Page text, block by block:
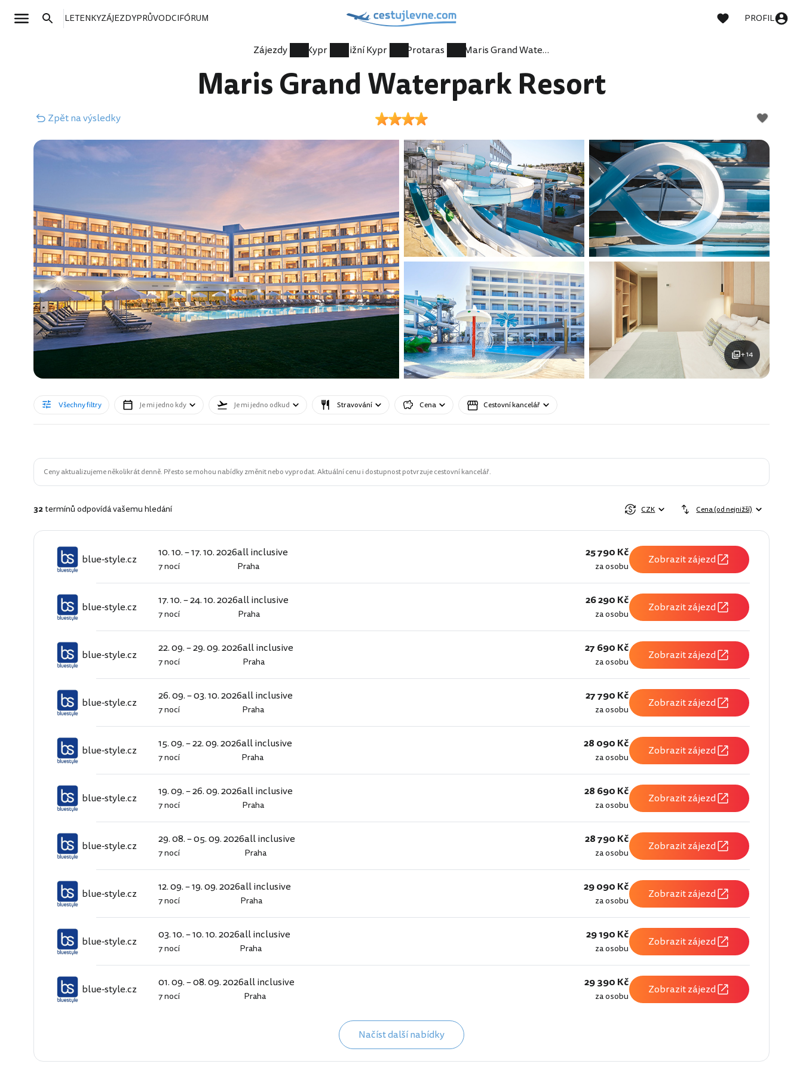
LETENKYZÁJEZDYPRŮVODCIFÓRUM PROFIL
Zájezdy Kypr Jižní Kypr Protaras Maris Grand Waterpark Resort
Maris Grand Waterpark Resort
Zpětna výsledky
+ 14
Všechny filtry Je mi jedno kdy Je mi jedno odkud Stravování Cena Cestovní kancelář
Ceny aktualizujeme několikrát denně. Přesto se mohou nabídky změnit nebo vyprodat. Aktuální cenu i dostupnost potvrzuje cestovní kancelář.
32termínů odpovídá vašemu hledání CZK Cena (od nejnižší)
style.cz
blue-style.cz 10. 10. – 17. 10. 2026
7 nocí
all inclusive
Praha
25 790 Kč
za osobu Zobrazit zájezd
style.cz
blue-style.cz 17. 10. – 24. 10. 2026
7 nocí
all inclusive
Praha
26 290 Kč
za osobu Zobrazit zájezd
style.cz
blue-style.cz 22. 09. – 29. 09. 2026
7 nocí
all inclusive
Praha
27 690 Kč
za osobu Zobrazit zájezd
style.cz
blue-style.cz 26. 09. – 03. 10. 2026
7 nocí
all inclusive
Praha
27 790 Kč
za osobu Zobrazit zájezd
style.cz
blue-style.cz 15. 09. – 22. 09. 2026
7 nocí
all inclusive
Praha
28 090 Kč
za osobu Zobrazit zájezd
style.cz
blue-style.cz 19. 09. – 26. 09. 2026
7 nocí
all inclusive
Praha
28 690 Kč
za osobu Zobrazit zájezd
style.cz
blue-style.cz 29. 08. – 05. 09. 2026
7 nocí
all inclusive
Praha
28 790 Kč
za osobu Zobrazit zájezd
style.cz
blue-style.cz 12. 09. – 19. 09. 2026
7 nocí
all inclusive
Praha
29 090 Kč
za osobu Zobrazit zájezd
style.cz
blue-style.cz 03. 10. – 10. 10. 2026
7 nocí
all inclusive
Praha
29 190 Kč
za osobu Zobrazit zájezd
blue-style.cz 01. 09. – 08. 09. 2026
7 nocí
all inclusive
Praha
29 390 Kč
za osobu Zobrazit zájezd
Načíst další nabídky